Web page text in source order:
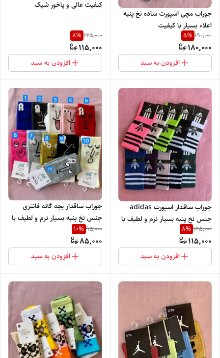
جوراب مچی اسپورت ساده نخ پنبه
اعلاء بسیار با کیفیت
190,000
5%
180,000
افزودن به سبد
کیفیت عالی و پاخور شیک
125,000
8%
115,000
افزودن به سبد
جوراب ساقدار اسپورت adidas
جنس نخ پنبه بسیار نرم و لطیف با
پاخور راحت و شیک
125,000
8%
115,000
افزودن به سبد
جوراب ساقدار بچه گانه فانتزی
جنس نخ پنبه بسیار نرم و لطیف با
رنگ بندی جذاب
95,000
10%
85,000
افزودن به سبد